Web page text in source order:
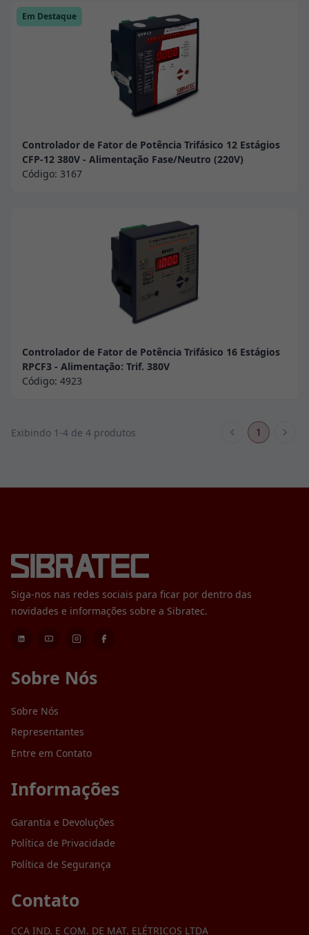
Em Destaque
Controlador de Fator de Potência Trifásico 12 Estágios
CFP-12 380V - Alimentação Fase/Neutro (220V)
Código: 3167
Controlador de Fator de Potência Trifásico 16 Estágios
RPCF3 - Alimentação: Trif. 380V
Código: 4923
Exibindo 1-4 de 4 produtos 1
Siga-nos nas redes sociais para ficar por dentro das
novidades e informações sobre a Sibratec.
Sobre Nós
Sobre Nós
Representantes
Entre em Contato
Informações
Garantia e Devoluções
Política de Privacidade
Política de Segurança
Contato
CCA IND. E COM. DE MAT. ELÉTRICOS LTDA